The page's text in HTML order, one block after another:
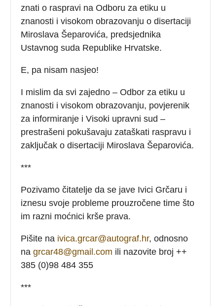
znati o raspravi na Odboru za etiku u
znanosti i visokom obrazovanju o disertaciji
Miroslava Šeparovića, predsjednika
Ustavnog suda Republike Hrvatske.
E, pa nisam nasjeo!
I mislim da svi zajedno – Odbor za etiku u
znanosti i visokom obrazovanju, povjerenik
za informiranje i Visoki upravni sud –
prestrašeni pokušavaju zataškati raspravu i
zaključak o disertaciji Miroslava Šeparovića.
***
Pozivamo čitatelje da se jave Ivici Grčaru i
iznesu svoje probleme prouzročene time što
im razni moćnici krše prava.
Pišite na ivica.grcar@autograf.hr, odnosno
nagrcar48@gmail.com ili nazovite broj ++
385 (0)98 484 355
***